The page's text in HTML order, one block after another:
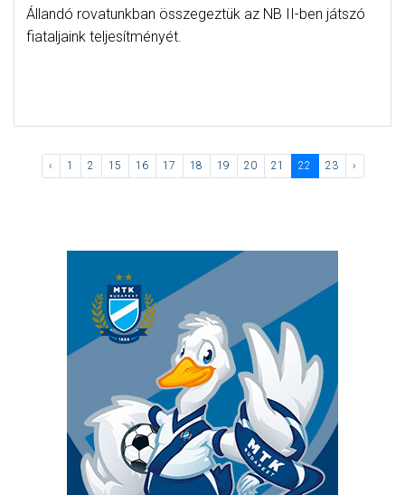
Állandó rovatunkban összegeztük az NB II-ben játszó
fiataljaink teljesítményét.
‹ 1 2 15 16 17 18 19 20 21 22 23 ›